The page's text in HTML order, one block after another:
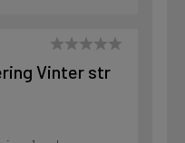
Vinter str